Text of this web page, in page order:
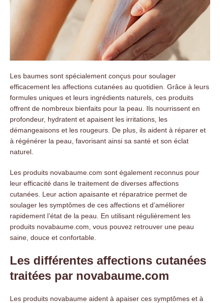
Les baumes sont spécialement conçus pour soulager
efficacement les affections cutanées au quotidien. Grâce à leurs
formules uniques et leurs ingrédients naturels, ces produits
offrent de nombreux bienfaits pour la peau.
Ils nourrissent en
profondeur, hydratent et apaisent les irritations, les
démangeaisons et les rougeurs. De plus, ils aident à réparer et
à régénérer la peau, favorisant ainsi sa santé et son éclat
naturel.
Les produits novabaume.com sont également reconnus pour
leur efficacité dans le traitement de diverses affections
cutanées. Leur action apaisante et réparatrice permet de
soulager les symptômes de ces affections et d’améliorer
rapidement l’état de la peau. En utilisant régulièrement les
produits novabaume.com, vous pouvez retrouver une peau
saine, douce et confortable.
Les différentes affections cutanées
traitées par novabaume.com
Les produits novabaume aident à apaiser ces symptômes et à